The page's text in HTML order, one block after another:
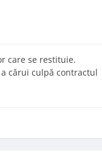
care se restituie.
cărui culpă contractul